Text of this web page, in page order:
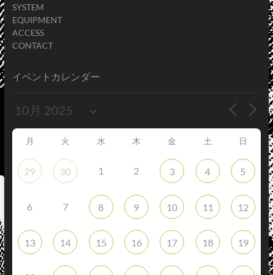
SYSTEM
EQUIPMENT
ACCESS
CONTACT
イベントカレンダー
月 火 水 木 金 土 日
29 30 1 2 3 4 5
6 7 8 9 10 11 12
13 14 15 16 17 18 19